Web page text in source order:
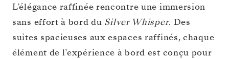
L’élégance raffinée rencontre une immersion
sans effort à bord du Silver Whisper. Des
suites spacieuses aux espaces raffinés, chaque
élément de l’expérience à bord est conçu pour